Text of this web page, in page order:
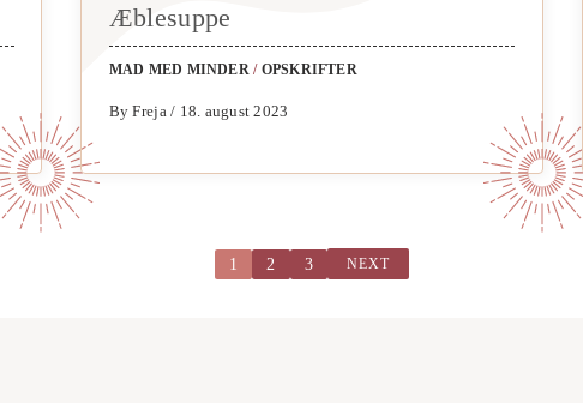
Æblesuppe
MAD MED MINDER/ OPSKRIFTER
By Freja / 18. august 2023
1 2 3 NEXT